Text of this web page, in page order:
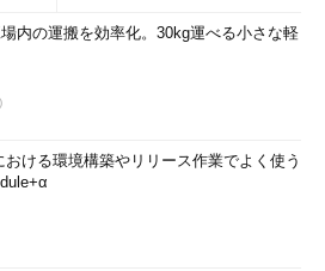
内の運搬を効率化。30kg運べる小さな軽
おける環境構築やリリース作業でよく使う